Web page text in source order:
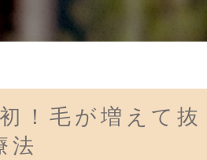
アポキルが効かない
！毛が増えて抜
法